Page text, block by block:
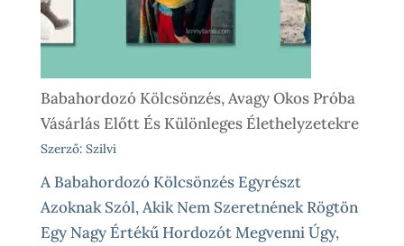
Babahordozó Kölcsönzés, Avagy Okos Próba
Vásárlás Előtt És Különleges Élethelyzetekre
Szerző: Szilvi
A Babahordozó Kölcsönzés Egyrészt
Azoknak Szól, Akik Nem Szeretnének Rögtön
Egy Nagy Értékű Hordozót Megvenni Úgy,